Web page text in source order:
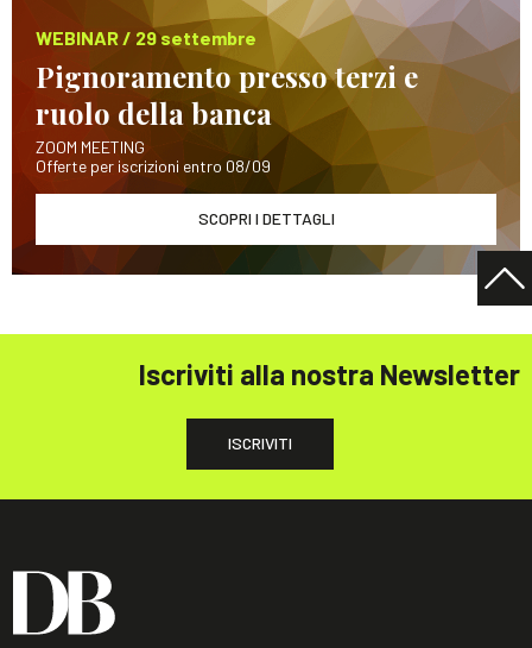
WEBINAR / 29 settembre
Pignoramento presso terzi e
ruolo della banca
ZOOM MEETING
Offerte per iscrizioni entro 08/09
SCOPRI I DETTAGLI
Iscriviti alla nostra Newsletter
ISCRIVITI